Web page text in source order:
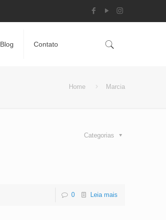
Blog Contato
Home Marcia
Categorias
0 Leia mais